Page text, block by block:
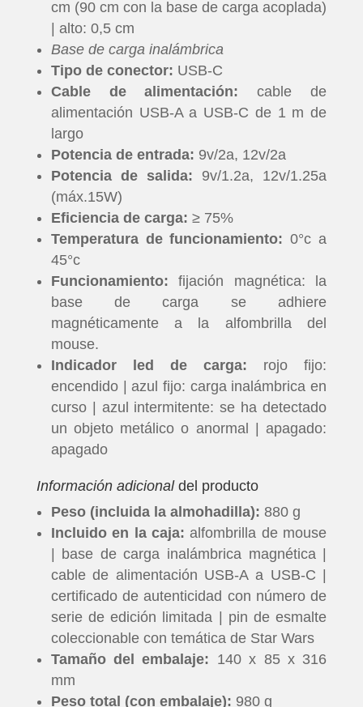
cm (90 cm con la base de carga acoplada)
| alto: 0,5 cm
Base de carga inalámbrica
Tipo de conector: USB-C
Cable de alimentación:cable de
alimentación USB-A a USB-C de 1 m de
largo
Potencia de entrada: 9v/2a, 12v/2a
Potencia de salida: 9v/1.2a, 12v/1.25a
(máx.15W)
Eficiencia de carga: ≥ 75%
Temperatura de funcionamiento: 0°c a
45°c
Funcionamiento: fijación magnética: la
base de carga se adhiere
magnéticamente a la alfombrilla del
mouse.
Indicador led de carga: rojo fijo:
encendido | azul fijo: carga inalámbrica en
curso | azul intermitente: se ha detectado
un objeto metálico o anormal | apagado:
apagado
Información adicionaldel producto
Peso (incluida la almohadilla): 880 g
Incluido en la caja:alfombrilla de mouse
| base de carga inalámbrica magnética |
cable de alimentación USB-A a USB-C |
certificado de autenticidad con número de
serie de edición limitada | pin de esmalte
coleccionable con temática de Star Wars
Tamaño del embalaje: 140 x 85 x 316
mm
Peso total (con embalaje): 980 g